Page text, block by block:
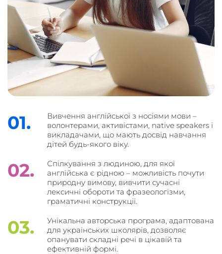
01.
Вивчення англійської з носіями мови –
волонтерами, активістами, native speakers і
викладачами, що мають досвід навчання
дітей будь-якого віку.
02.
Спілкування з людиною, для якої
англійська є рідною – можливість почути
природну вимову, вивчити сучасні
лексичні обороти та фразеологізми,
граматичні конструкції.
03.
Унікальна авторська програма, адаптована
для українських школярів, дозволяє
опанувати складні речі в цікавій та
ефективній формі.